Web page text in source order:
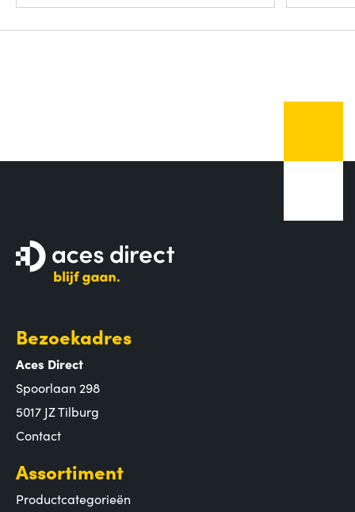
Bezoekadres
Aces Direct
Spoorlaan 298
5017 JZ Tilburg
Contact
Assortiment
Productcategorieën